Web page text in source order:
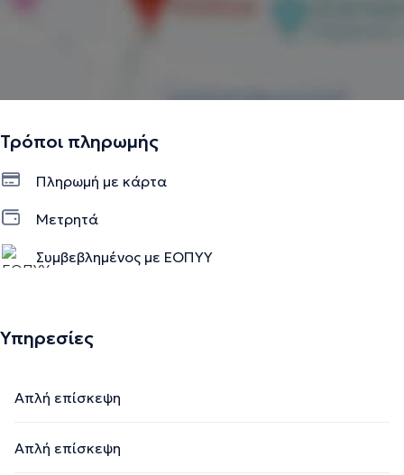
Τρόποι πληρωμής
Πληρωμή με κάρτα
Μετρητά
Συμβεβλημένος με ΕΟΠΥΥ
Υπηρεσίες
Απλή επίσκεψη
Απλή επίσκεψη